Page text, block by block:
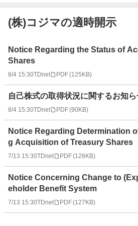
(株)コジマの適時開示
情
覧
Notice Regarding the Status of
Shares
8/4 15:30TDnet PDF(125KB)
自己株式の取得状況に関するお知ら
8/4 15:30TDnet PDF(90KB)
Notice Regarding Determination
g Acquisition of Treasury Shares
7/13 15:30TDnet PDF(126KB)
Notice Concerning Change to
eholder Benefit System
7/13 15:30TDnet PDF(127KB)